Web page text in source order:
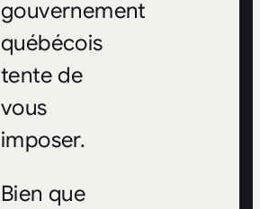
gouvernement
québécois
tente de
vous
imposer.
Bien que